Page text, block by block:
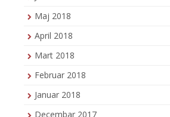
Maj 2018
April 2018
Mart 2018
Februar 2018
Januar 2018
Decembar 2017